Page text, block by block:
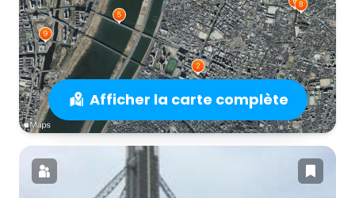
Afficher la carte complète